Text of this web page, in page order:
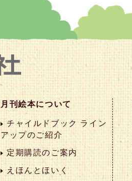
月刊絵本について
チャイルドブック ライン
アップのご紹介
定期購読のご案内
えほんとほいく